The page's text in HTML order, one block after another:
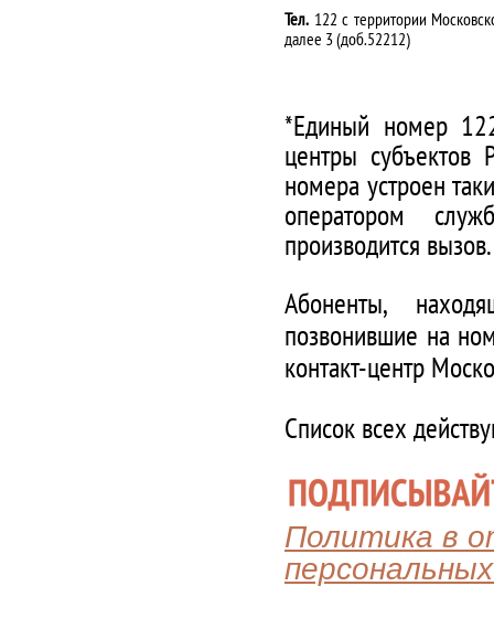
Тел. 122 с территории
далее 3 (доб.52212)
*Единый номер
центры субъектов
номера устроен
оператором
производится вызов.
Абоненты,
позвонившие на
контакт-центр
Список всех
Политика в